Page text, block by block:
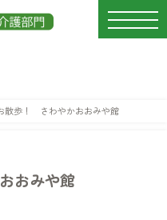
散歩！ さわやかおおみや館
おみや館